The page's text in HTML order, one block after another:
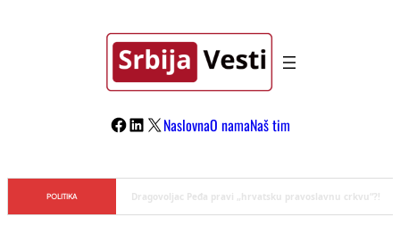
Facebook
LinkedIn
X NaslovnaO namaNaš tim
POLITIKA Đilas/Šolak propaganda uspela u dehumanizaciji Vučića